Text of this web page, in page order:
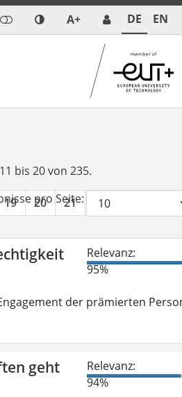
A+ DE EN
bis 20 von 235.
19 20 21 22
pro Seite:
Relevanz:
95%
der prämierten
geht
Relevanz:
94%